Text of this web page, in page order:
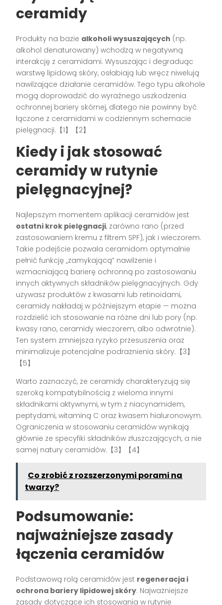
ceramidy
Produkty na bazie alkoholi wysuszających (np.
alkohol denaturowany) wchodzą w negatywną
interakcję z ceramidami. Wysuszając i degraduąc
warstwę lipidową skóry, osłabiają lub wręcz niwelują
nawilżające działanie ceramidów. Tego typu alkohole
mogą doprowadzić do wyraźnego uszkodzenia
ochronnej bariery skórnej, dlatego nie powinny być
łączone z ceramidami w codziennym schemacie
pielęgnacji.【1】【2】
Kiedy i jak stosować
ceramidy w rutynie
pielęgnacyjnej?
Najlepszym momentem aplikacji ceramidów jest
ostatni krok pielęgnacji, zarówno rano (przed
zastosowaniem kremu z filtrem SPF), jak i wieczorem.
Takie podejście pozwala ceramidom optymalnie
pełnić funkcję „zamykającą” nawilżenie i
wzmacniającą barierę ochronną po zastosowaniu
innych aktywnych składników pielęgnacyjnych. Gdy
używasz produktów z kwasami lub retinoidami,
ceramidy nakładaj w późniejszym etapie — można
rozdzielić ich stosowanie na różne dni lub pory (np.
kwasy rano, ceramidy wieczorem, albo odwrotnie).
Ten system zmniejsza ryzyko przesuszenia oraz
minimalizuje potencjalne podrażnienia skóry.【3】
【5】
Warto zaznaczyć, że ceramidy charakteryzują się
szeroką kompatybilnością z wieloma innymi
składnikami aktywnymi, w tym z niacynamidem,
peptydami, witaminą C oraz kwasem hialuronowym.
Ograniczenia w stosowaniu ceramidów wynikają
głównie ze specyfiki składników złuszczających, a nie
samej natury ceramidów.【3】【4】
Co zrobić z rozszerzonymi porami na
twarzy?
Podsumowanie:
najważniejsze zasady
łączenia ceramidów
Podstawową rolą ceramidów jest regeneracja i
ochrona bariery lipidowej skóry. Najważniejsze
zasady dotyczące ich stosowania w rutynie